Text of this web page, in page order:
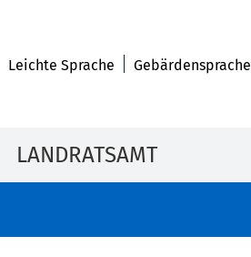
Leichte Sprache Gebärdensprache
LANDRATSAMT